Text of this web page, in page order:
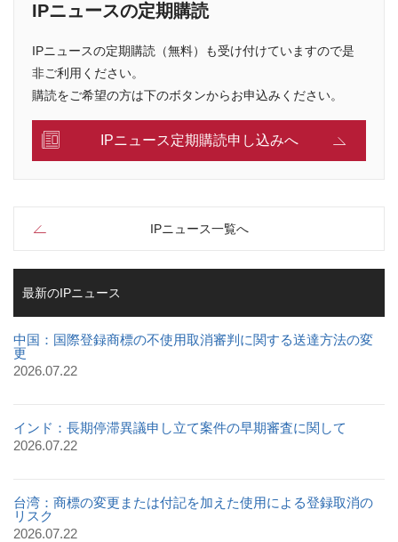
IPニュースの定期購読
IPニュースの定期購読（無料）も受け付けていますので是
非ご利用ください。
購読をご希望の方は下のボタンからお申込みください。
IPニュース定期購読申し込みへ
IPニュース一覧へ
最新のIPニュース
中国：国際登録商標の不使用取消審判に関する送達方法の変
更
2026.07.22
インド：長期停滞異議申し立て案件の早期審査に関して
2026.07.22
台湾：商標の変更または付記を加えた使用による登録取消の
リスク
2026.07.22